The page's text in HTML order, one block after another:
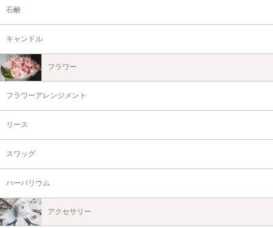
石鹸
キャンドル
フラワー
フラワーアレンジメント
リース
スワッグ
ハーバリウム
アクセサリー